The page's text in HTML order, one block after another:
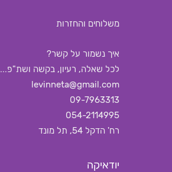
משלוחים והחזרות
איך נשמור על קשר?
לכל שאלה, רעיון, בקשה ושת"פ...
levinneta@gmail.com
09-7963313
054-2114995
רח' הדקל 54, תל מונד
יודאיקה